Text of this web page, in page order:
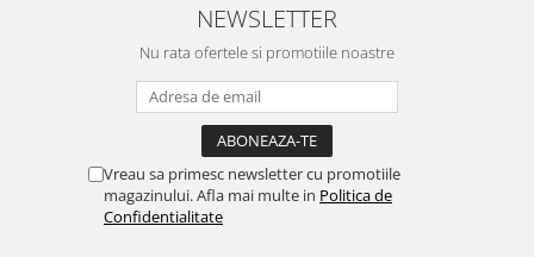
NEWSLETTER
Nu rata ofertele si promotiile noastre
Vreau sa primesc newsletter cu promotiile
magazinului. Afla mai multe in Politica de
Confidentialitate